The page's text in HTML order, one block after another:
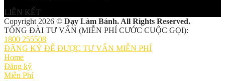
LIÊN KẾT
Copyright 2026 © Dạy Làm Bánh. All Rights Reserved.
TỔNG ĐÀI TƯ VẤN (MIỄN PHÍ CƯỚC CUỘC GỌI):
1800 255508
ĐĂNG KÝ ĐỂ ĐƯỢC TƯ VẤN MIỄN PHÍ
Home
Đăng ký
Miễn Phí